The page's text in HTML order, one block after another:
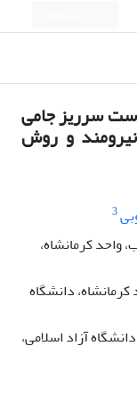
سرریز جامی
و روش
3
واحد کرمانشاه،
دانشگاه
آزاد اسلامی،